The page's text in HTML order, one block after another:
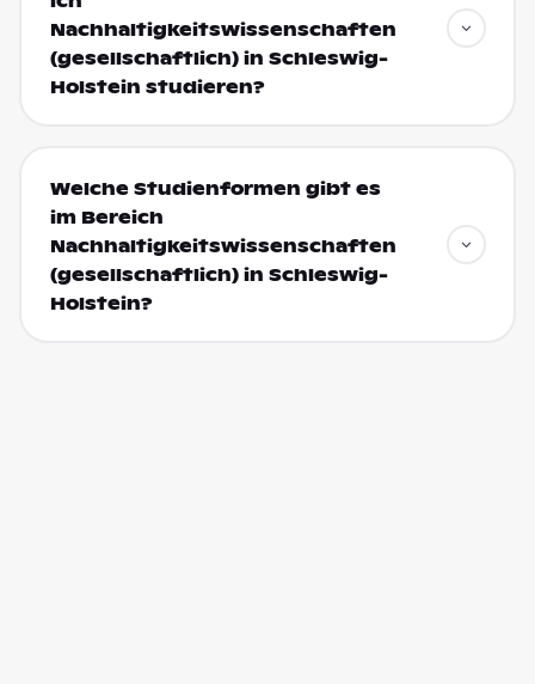
Nachhaltigkeitswissenschaften
(gesellschaftlich) in Schleswig-
Holstein studieren?
Welche Studienformen gibt es
im Bereich
Nachhaltigkeitswissenschaften
(gesellschaftlich) in Schleswig-
Holstein?